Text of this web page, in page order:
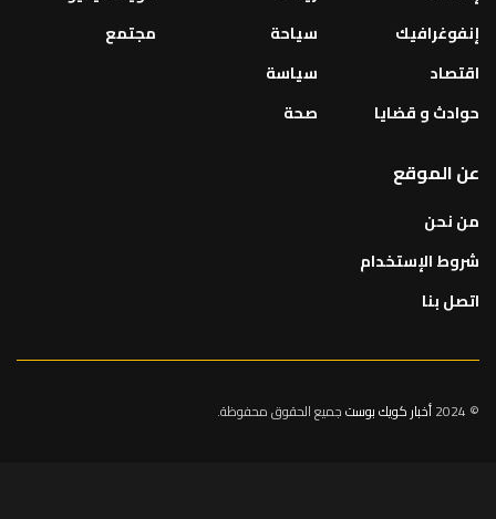
إنفوغرافيك
اقتصاد
حوادث و قضايا
سياحة
سياسة
صحة
مجتمع
عن الموقع
من نحن
شروط الإستخدام
اتصل بنا
© 2024 أخبار كويك بوستجميع الحقوق محفوظة.